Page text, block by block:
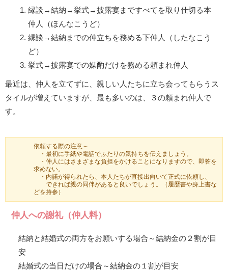
縁談→結納→挙式→披露宴まですべてを取り仕切る本
仲人（ほんなこうど）
縁談→結納までの仲立ちを務める下仲人（したなこう
ど）
挙式→披露宴での媒酌だけを務める頼まれ仲人
最近は、仲人を立てずに、親しい人たちに立ち会ってもらうス
タイルが増えていますが、最も多いのは、３の頼まれ仲人で
す。
依頼する際の注意～
・最初に手紙や電話でふたりの気持ちを伝えましょう。
・仲人にはさまざまな負担をかけることになりますので、即答を
求めない。
・内諾が得られたら、本人たちが直接出向いて正式に依頼し、
できれば親の同伴があると良いでしょう。（履歴書や身上書な
どを持参）
仲人への謝礼（仲人料）
結納と結婚式の両方をお願いする場合～結納金の２割が目
安
結婚式の当日だけの場合～結納金の１割が目安